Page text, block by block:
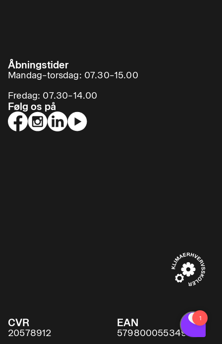
Åbningstider
Mandag–torsdag: 07.30–15.00
Fredag: 07.30–14.00
Følg os på
CVR
20578912
EAN
5798000553491